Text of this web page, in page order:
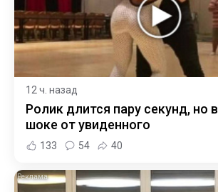
12 ч. назад
Ролик длится пару секунд, но
шоке от увиденного
133 54 40